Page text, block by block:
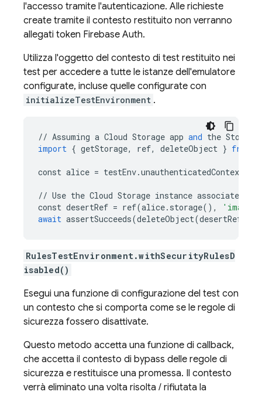
l'accesso tramite l'autenticazione. Alle richieste
create tramite il contesto restituito non verranno
allegati token Firebase Auth.
Utilizza l'oggetto del contesto di test restituito nei
test per accedere a tutte le istanze dell'emulatore
configurate, incluse quelle configurate con
initializeTestEnvironment .
// Assuming a Cloud Storage app and the Storage
import { getStorage, ref, deleteObject } from
const alice = testEnv.unauthenticatedContext
// Use the Cloud Storage instance associated
const desertRef = ref(alice. storage(),
await assertSucceeds(deleteObject(desertRef
RulesTestEnvironment.withSecurityRulesD
isabled()
Esegui una funzione di configurazione del test con
un contesto che si comporta come se le regole di
sicurezza fossero disattivate.
Questo metodo accetta una funzione di callback,
che accetta il contesto di bypass delle regole di
sicurezza e restituisce una promessa. Il contesto
verrà eliminato una volta risolta / rifiutata la